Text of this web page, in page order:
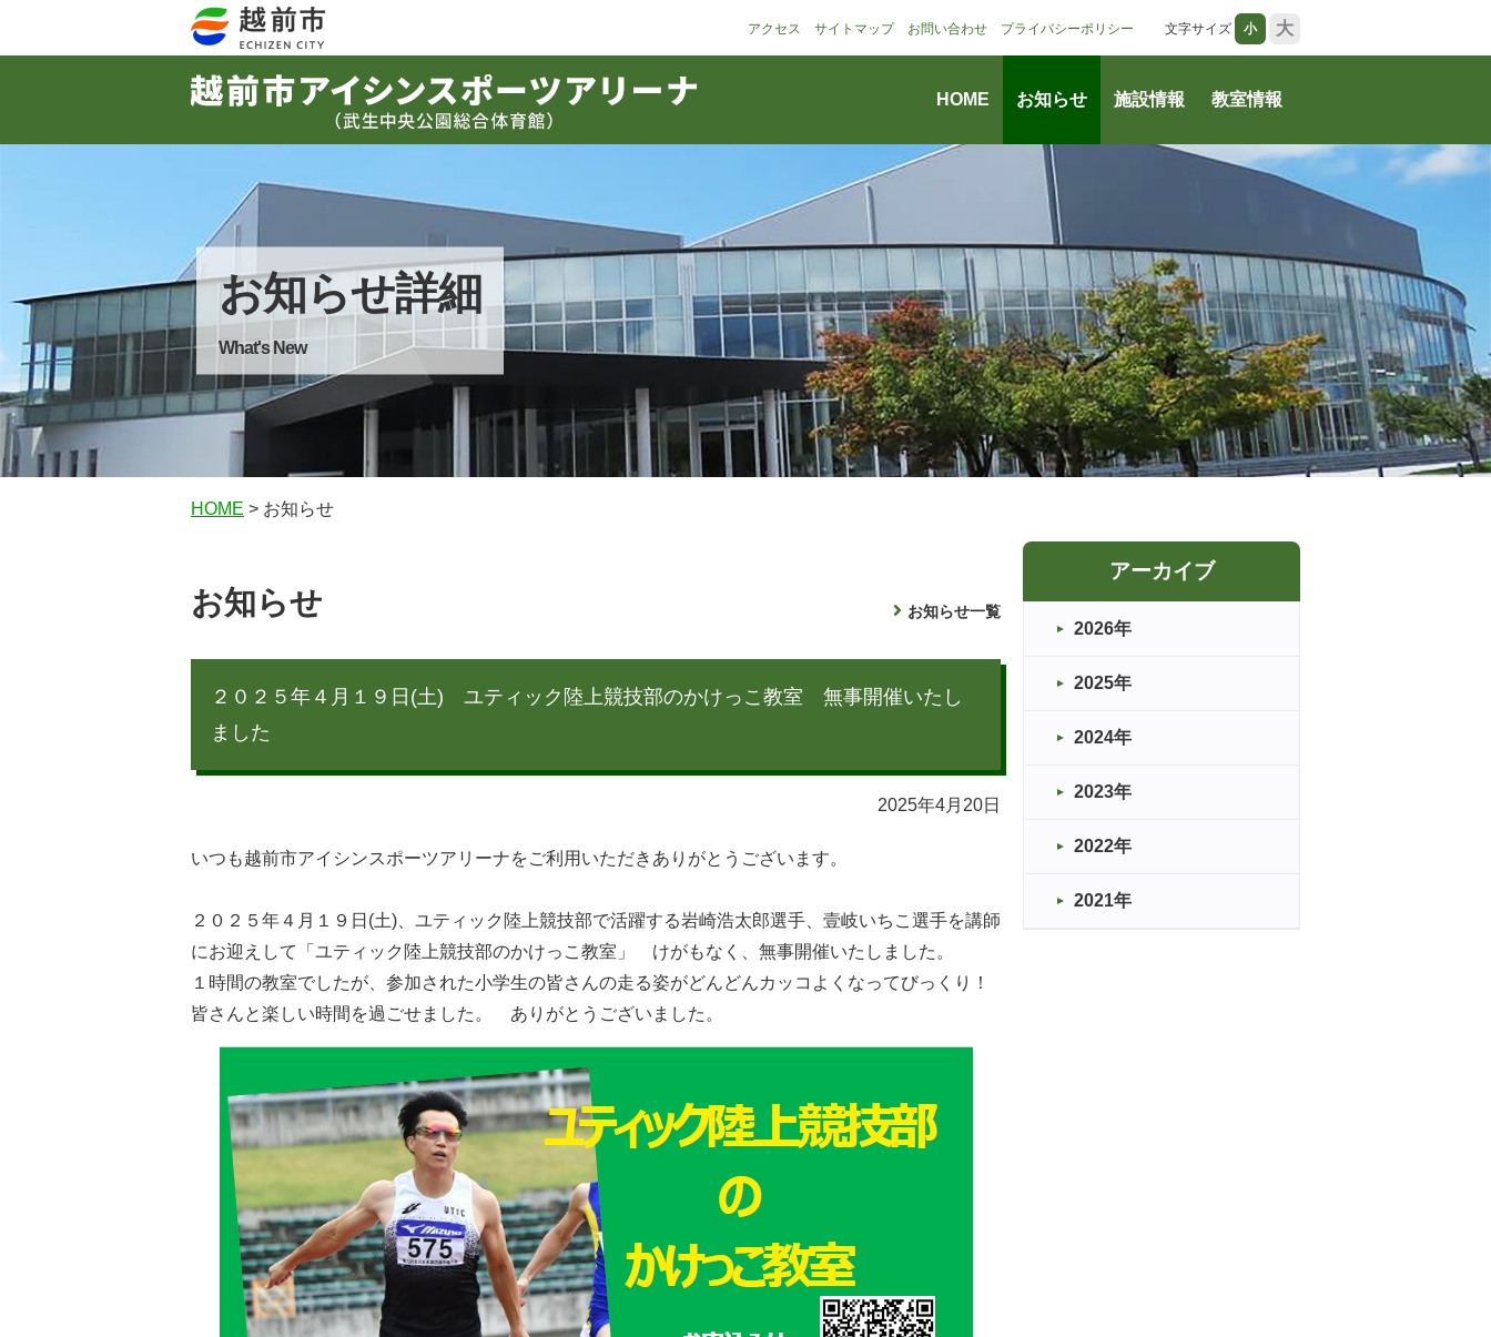
アクセス サイトマップ お問い合わせ プライバシーポリシー
HOME お知らせ 施設情報 教室情報
文字サイズ 小 大
お知らせ詳細
What's New
HOME > お知らせ
お知らせ お知らせ一覧
２０２５年４月１９日(土) ユティック陸上競技部のかけっこ教室 無事開催いたし
ました
2025年4月20日
いつも越前市アイシンスポーツアリーナをご利用いただきありがとうございます。
２０２５年４月１９日(土)、ユティック陸上競技部で活躍する岩崎浩太郎選手、壹岐いちこ選手を講師
にお迎えして「ユティック陸上競技部のかけっこ教室」 けがもなく、無事開催いたしました。
１時間の教室でしたが、参加された小学生の皆さんの走る姿がどんどんカッコよくなってびっくり！
皆さんと楽しい時間を過ごせました。 ありがとうございました。
アーカイブ
2026年
2025年
2024年
2023年
2022年
2021年